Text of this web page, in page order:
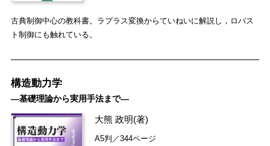
古典制御中心の教科書。ラプラス変換からていねいに解説し，ロバス
ト制御にも触れている。
構造動力学
―基礎理論から実用手法まで―
大熊 政明(著)
A5判／344ページ